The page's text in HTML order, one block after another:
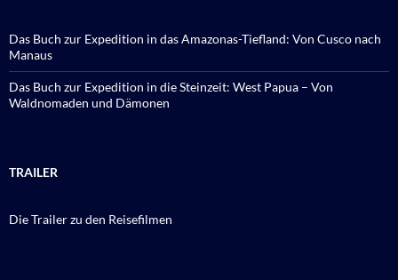
Das Buch zur Expedition in das Amazonas-Tiefland: Von Cusco nach
Manaus
Das Buch zur Expedition in die Steinzeit: West Papua – Von
Waldnomaden und Dämonen
TRAILER
Die Trailer zu den Reisefilmen